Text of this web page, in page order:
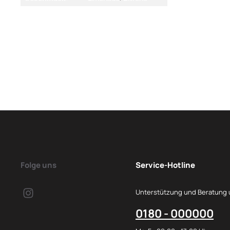
Folge uns Service-Hotline
Unterstützung und Beratung
0180 - 000000